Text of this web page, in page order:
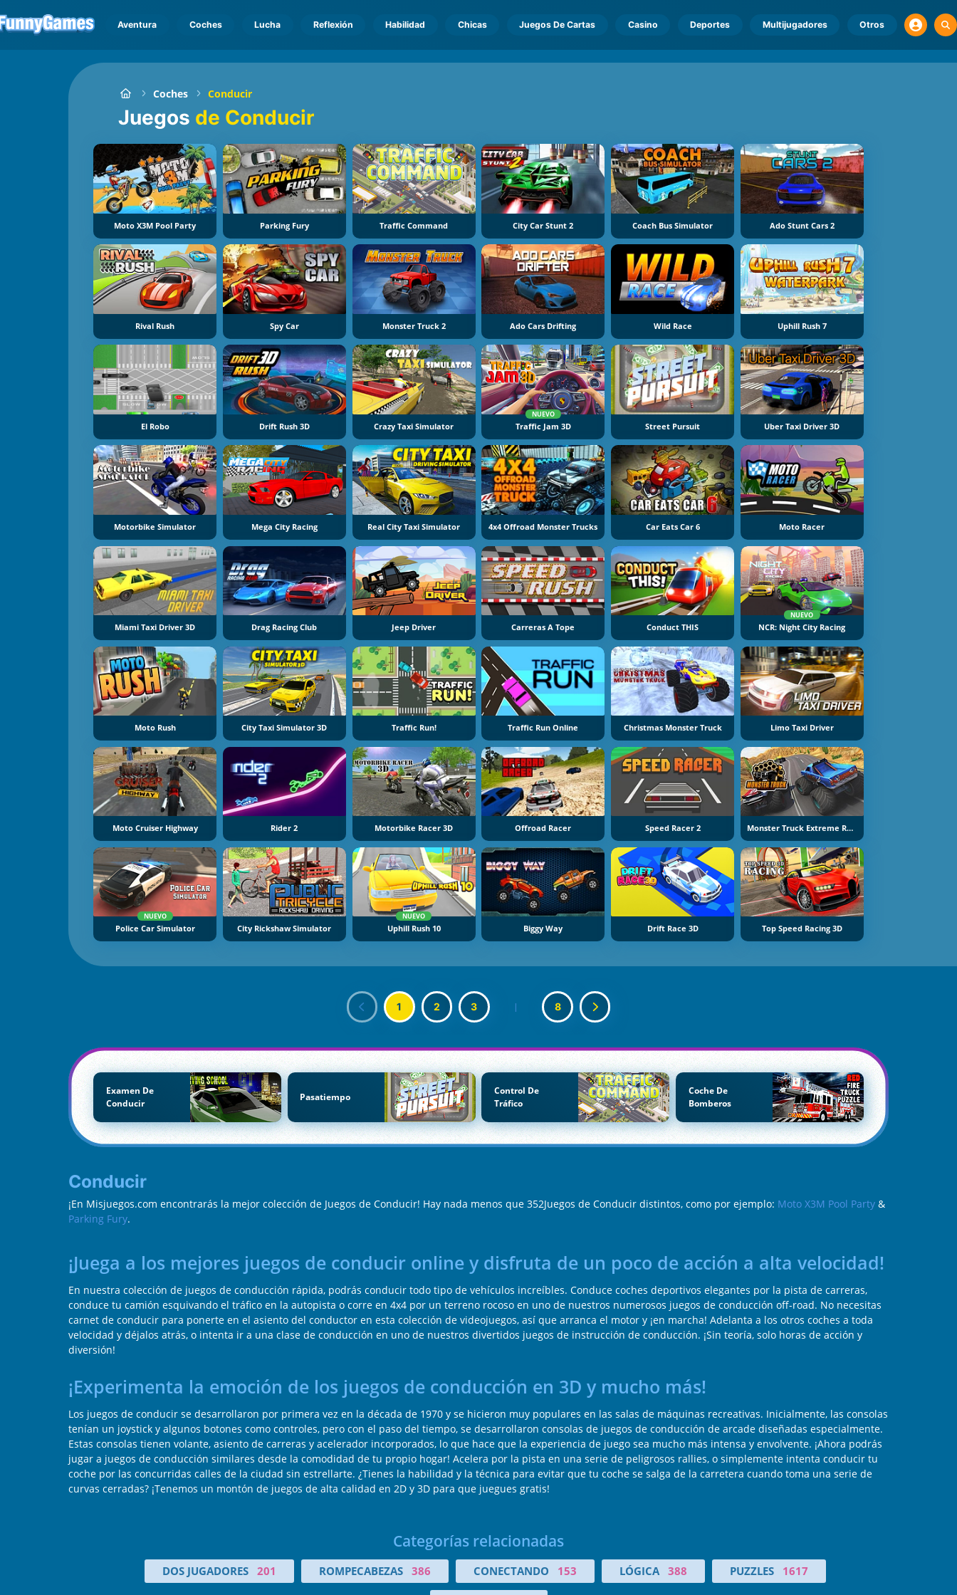
Aventura Coches Lucha Reflexión Habilidad Chicas Juegos De Cartas Casino Deportes Multijugadores Otros
Coches Conducir
Juegos de Conducir
Moto X3M Pool Party Parking Fury Traffic Command City Car Stunt 2 Coach Bus Simulator Ado Stunt Cars 2
Rival Rush Spy Car Monster Truck 2 Ado Cars Drifting Wild Race Uphill Rush 7
El Robo Drift Rush 3D Crazy Taxi Simulator
NUEVO
Traffic Jam 3D Street Pursuit Uber Taxi Driver 3D
Motorbike Simulator Mega City Racing Real City Taxi Simulator 4x4 Offroad Monster Trucks Car Eats Car 6 Moto Racer
Miami Taxi Driver 3D Drag Racing Club Jeep Driver Carreras A Tope Conduct THIS
NUEVO
NCR: Night City Racing
Moto Rush City Taxi Simulator 3D Traffic Run! Traffic Run Online Christmas Monster Truck Limo Taxi Driver
Moto Cruiser Highway Rider 2 Motorbike Racer 3D Offroad Racer Speed Racer 2 Monster Truck Extreme Racing
NUEVO
Police Car Simulator City Rickshaw Simulator
NUEVO
Uphill Rush 10 Biggy Way Drift Race 3D Top Speed Racing 3D
1 2 3 | 8
Examen De
Conducir
Pasatiempo
Control De
Tráfico
Coche De
Bomberos
Conducir
¡En Misjuegos.com encontrarás la mejor colección de Juegos de Conducir! Hay nada menos que 352Juegos de Conducir distintos, como por ejemplo: Moto X3M Pool Party &
Parking Fury.
¡Juega a los mejores juegos de conducir online y disfruta de un poco de acción a alta velocidad!
En nuestra colección de juegos de conducción rápida, podrás conducir todo tipo de vehículos increíbles. Conduce coches deportivos elegantes por la pista de carreras,
conduce tu camión esquivando el tráfico en la autopista o corre en 4x4 por un terreno rocoso en uno de nuestros numerosos juegos de conducción off-road. No necesitas
carnet de conducir para ponerte en el asiento del conductor en esta colección de videojuegos, así que arranca el motor y ¡en marcha! Adelanta a los otros coches a toda
velocidad y déjalos atrás, o intenta ir a una clase de conducción en uno de nuestros divertidos juegos de instrucción de conducción. ¡Sin teoría, solo horas de acción y
diversión!
¡Experimenta la emoción de los juegos de conducción en 3D y mucho más!
Los juegos de conducir se desarrollaron por primera vez en la década de 1970 y se hicieron muy populares en las salas de máquinas recreativas. Inicialmente, las consolas
tenían un joystick y algunos botones como controles, pero con el paso del tiempo, se desarrollaron consolas de juegos de conducción de arcade diseñadas especialmente.
Estas consolas tienen volante, asiento de carreras y acelerador incorporados, lo que hace que la experiencia de juego sea mucho más intensa y envolvente. ¡Ahora podrás
jugar a juegos de conducción similares desde la comodidad de tu propio hogar! Acelera por la pista en una serie de peligrosos rallies, o simplemente intenta conducir tu
coche por las concurridas calles de la ciudad sin estrellarte. ¿Tienes la habilidad y la técnica para evitar que tu coche se salga de la carretera cuando toma una serie de
curvas cerradas? ¡Tenemos un montón de juegos de alta calidad en 2D y 3D para que juegues gratis!
Categorías relacionadas
DOS JUGADORES 201 ROMPECABEZAS 386 CONECTANDO 153 LÓGICA 388 PUZZLES 1617